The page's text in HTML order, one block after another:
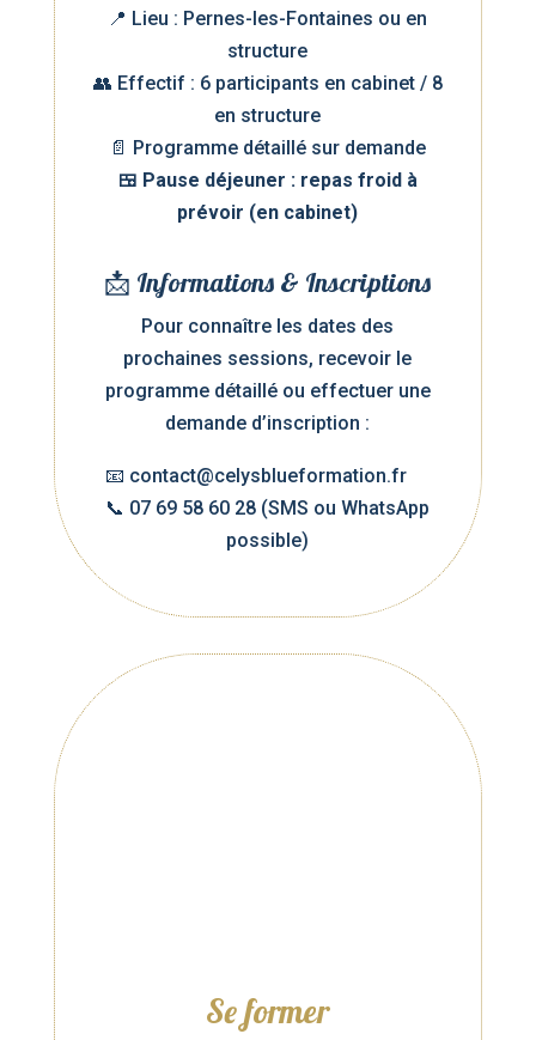
📍 Lieu : Pernes-les-Fontaines ou en
structure
👥 Effectif : 6 participants en cabinet / 8
en structure
📄 Programme détaillé sur demande
🍱 Pause déjeuner : repas froid à
prévoir (en cabinet)
📩 Informations & Inscriptions
Pour connaître les dates des
prochaines sessions, recevoir le
programme détaillé ou effectuer une
demande d’inscription :
📧 contact@celysblueformation.fr
📞 07 69 58 60 28 (SMS ou WhatsApp
possible)
Se former